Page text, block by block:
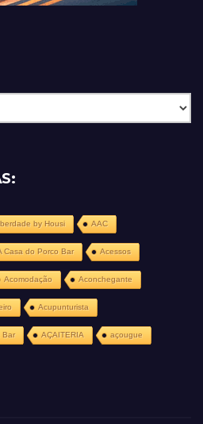
by Housi AAC
Casa do Porco Bar Acessos
Acomodação Aconchegante
Acupunturista
Bar AÇAITERIA açougue